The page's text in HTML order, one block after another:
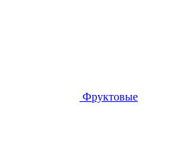
Фруктовые